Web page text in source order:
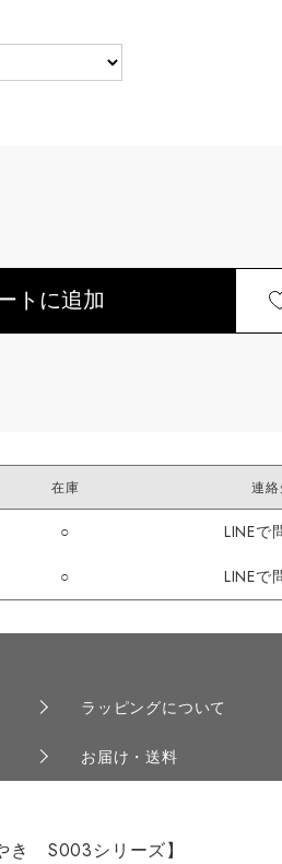
トに追加
在庫 連
○ LINEで
○ LINEで
ラッピングについて
お届け・送料
き S003シリーズ】